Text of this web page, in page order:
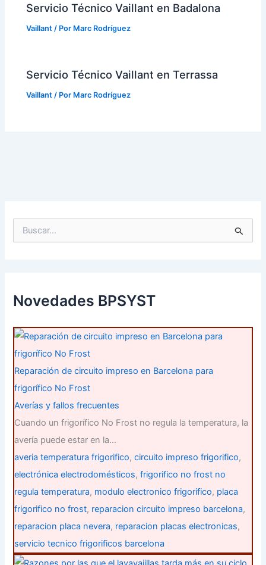
Servicio Técnico Vaillant en Badalona
Vaillant / Por Marc Rodríguez
Servicio Técnico Vaillant en Terrassa
Vaillant / Por Marc Rodríguez
p
o
:
Novedades BPSYST
Reparación de circuito impreso en Barcelona para
frigorífico No Frost
Averías y fallos frecuentes
Cuando un frigorífico No Frost no regula la temperatura, la
avería puede estar en la…
averia temperatura frigorifico,circuito impreso frigorifico,
electrónica electrodomésticos,frigorifico no frost no
regula temperatura, modulo electronico frigorifico, placa
frigorifico no frost, reparacion circuito impreso barcelona,
reparacion placa nevera, reparacion placas electronicas,
servicio tecnico frigorificos barcelona